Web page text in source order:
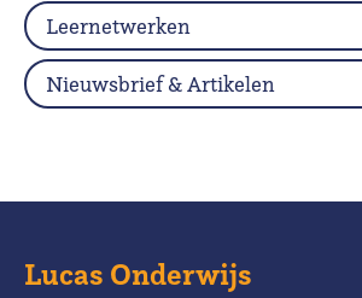
Leernetwerken
Nieuwsbrief & Artikelen
Lucas Onderwijs